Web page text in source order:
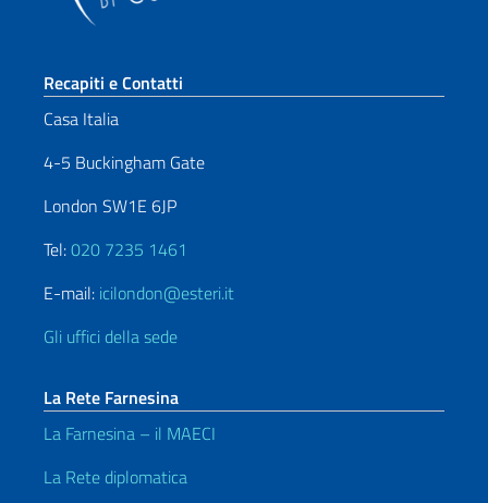
Sezione footer
Recapiti e Contatti
Casa Italia
4-5 Buckingham Gate
London SW1E 6JP
Tel:020 7235 1461
E-mail: icilondon@esteri.it
Gli uffici della sede
La Rete Farnesina
La Farnesina – il MAECI
La Rete diplomatica